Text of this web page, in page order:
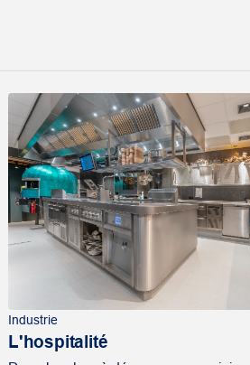
Industrie
L'hospitalité